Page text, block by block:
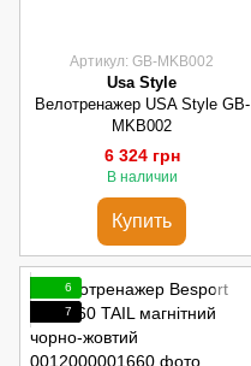
Артикул: GB-MKB002
Usa Style
Велотренажер USA Style GB-
MKB002
6 324 грн
В наличии
Купить
6
7